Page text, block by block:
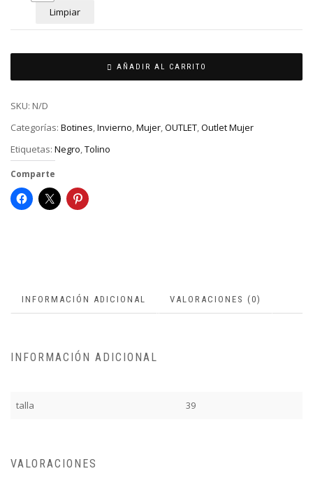
Limpiar
AÑADIR AL CARRITO
SKU: N/D
Categorías: Botines,Invierno,Mujer,OUTLET,Outlet Mujer
Etiquetas: Negro,Tolino
Comparte
INFORMACIÓN ADICIONAL VALORACIONES (0)
INFORMACIÓN ADICIONAL
talla 39
VALORACIONES